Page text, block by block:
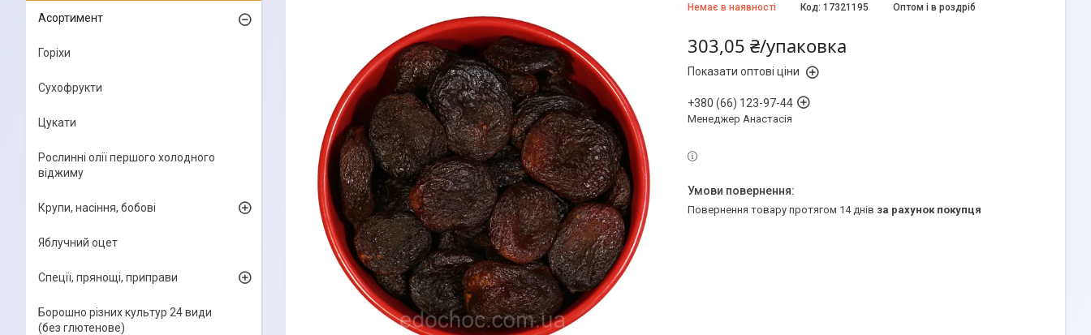
Немає в наявності Оптом і в роздріб
Код: 17321195
303,05 ₴/упаковка
Показати оптові ціни
+380 (66) 123-97-44
Менеджер Анастасія
повернення товару протягом 14 днів за рахунок покупця
Асортимент
Горіхи
Сухофрукти
Цукати
Рослинні олії першого холодного
віджиму
Крупи, насіння, бобові
Яблучний оцет
Спеції, прянощі, приправи
Борошно різних культур 24 види
(без глютенове)